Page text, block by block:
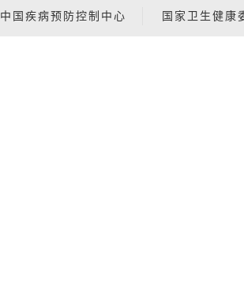
中国疾病预防控制中心 国家卫生健康